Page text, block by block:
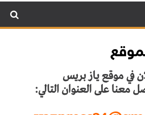
في موقع يـاز بريس
معنا على العنوان التالي: